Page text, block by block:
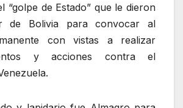
“golpe de Estado” que le dieron
de Bolivia para convocar al
con vistas a realizar
y acciones contra el